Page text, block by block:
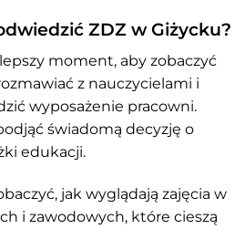
ZDZ w Giżycku?
moment, aby zobaczyć
z nauczycielami i
wyposażenie pracowni.
świadomą decyzję o
edukacji.
jak wyglądają zajęcia w
i zawodowych, które cieszą